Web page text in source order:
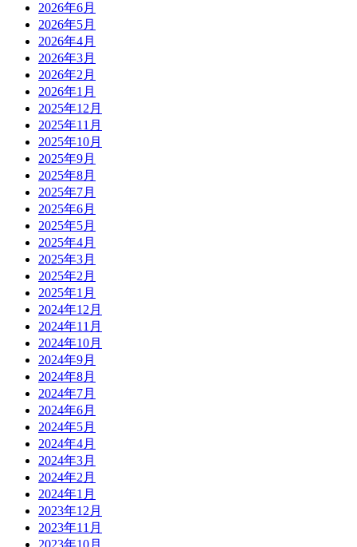
2026年6月
2026年5月
2026年4月
2026年3月
2026年2月
2026年1月
2025年12月
2025年11月
2025年10月
2025年9月
2025年8月
2025年7月
2025年6月
2025年5月
2025年4月
2025年3月
2025年2月
2025年1月
2024年12月
2024年11月
2024年10月
2024年9月
2024年8月
2024年7月
2024年6月
2024年5月
2024年4月
2024年3月
2024年2月
2024年1月
2023年12月
2023年11月
2023年10月